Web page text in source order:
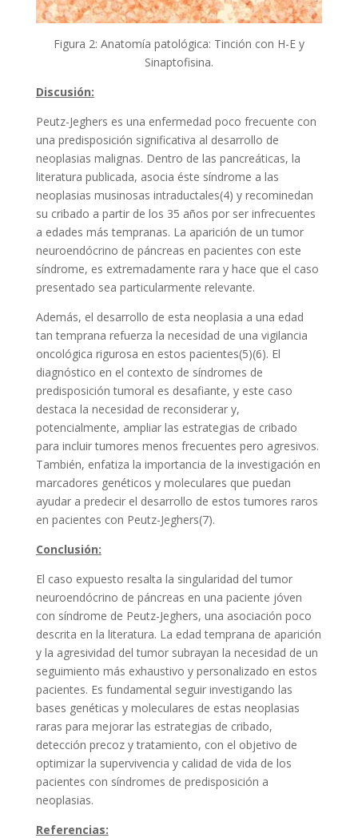
Figura 2: Anatomía patológica: Tinción con H-E y
Sinaptofisina.
Discusión:
Peutz-Jeghers es una enfermedad poco frecuente con
una predisposición significativa al desarrollo de
neoplasias malignas. Dentro de las pancreáticas, la
literatura publicada, asocia éste síndrome a las
neoplasias musinosas intraductales(4) y recominedan
su cribado a partir de los 35 años por ser infrecuentes
a edades más tempranas. La aparición de un tumor
neuroendócrino de páncreas en pacientes con este
síndrome, es extremadamente rara y hace que el caso
presentado sea particularmente relevante.
Además, el desarrollo de esta neoplasia a una edad
tan temprana refuerza la necesidad de una vigilancia
oncológica rigurosa en estos pacientes(5)(6). El
diagnóstico en el contexto de síndromes de
predisposición tumoral es desafiante, y este caso
destaca la necesidad de reconsiderar y,
potencialmente, ampliar las estrategias de cribado
para incluir tumores menos frecuentes pero agresivos.
También, enfatiza la importancia de la investigación en
marcadores genéticos y moleculares que puedan
ayudar a predecir el desarrollo de estos tumores raros
en pacientes con Peutz-Jeghers(7).
Conclusión:
El caso expuesto resalta la singularidad del tumor
neuroendócrino de páncreas en una paciente jóven
con síndrome de Peutz-Jeghers, una asociación poco
descrita en la literatura. La edad temprana de aparición
y la agresividad del tumor subrayan la necesidad de un
seguimiento más exhaustivo y personalizado en estos
pacientes. Es fundamental seguir investigando las
bases genéticas y moleculares de estas neoplasias
raras para mejorar las estrategias de cribado,
detección precoz y tratamiento, con el objetivo de
optimizar la supervivencia y calidad de vida de los
pacientes con síndromes de predisposición a
neoplasias.
Referencias: